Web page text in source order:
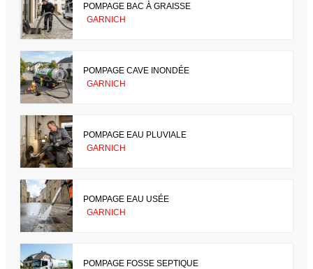
POMPAGE BAC À GRAISSE
GARNICH
POMPAGE CAVE INONDÉE
GARNICH
POMPAGE EAU PLUVIALE
GARNICH
POMPAGE EAU USÉE
GARNICH
POMPAGE FOSSE SEPTIQUE